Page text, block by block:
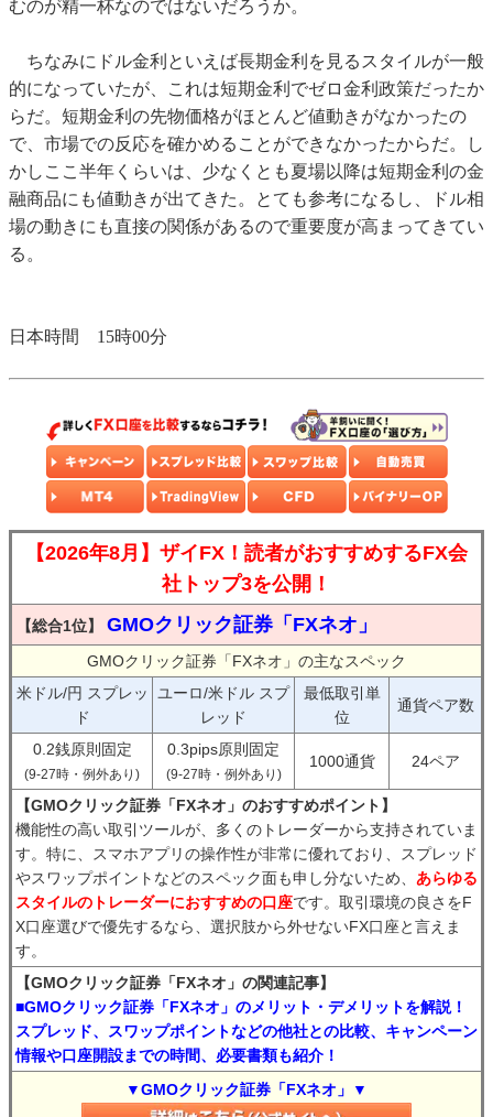
むのが精一杯なのではないだろうか。
ちなみにドル金利といえば長期金利を見るスタイルが一般
的になっていたが、これは短期金利でゼロ金利政策だったか
らだ。短期金利の先物価格がほとんど値動きがなかったの
で、市場での反応を確かめることができなかったからだ。し
かしここ半年くらいは、少なくとも夏場以降は短期金利の金
融商品にも値動きが出てきた。とても参考になるし、ドル相
場の動きにも直接の関係があるので重要度が高まってきてい
る。
日本時間 15時00分
【2026年8月】ザイFX！読者がおすすめするFX会
社トップ3を公開！
【総合1位】 GMOクリック証券「FXネオ」
GMOクリック証券「FXネオ」の主なスペック
米ドル/円 スプレッ
ド
ユーロ/米ドル スプ
レッド
最低取引単
位
通貨ペア数
0.2銭原則固定
(9-27時・例外あり)
0.3pips原則固定
(9-27時・例外あり)
1000通貨 24ペア
【GMOクリック証券「FXネオ」のおすすめポイント】
機能性の高い取引ツールが、多くのトレーダーから支持されていま
す。特に、スマホアプリの操作性が非常に優れており、スプレッド
やスワップポイントなどのスペック面も申し分ないため、 あらゆる
スタイルのトレーダーにおすすめの口座です。取引環境の良さをF
X口座選びで優先するなら、選択肢から外せないFX口座と言えま
す。
【GMOクリック証券「FXネオ」の関連記事】
■GMOクリック証券「FXネオ」のメリット・デメリットを解説！
スプレッド、スワップポイントなどの他社との比較、キャンペーン
情報や口座開設までの時間、必要書類も紹介！
▼GMOクリック証券「FXネオ」▼